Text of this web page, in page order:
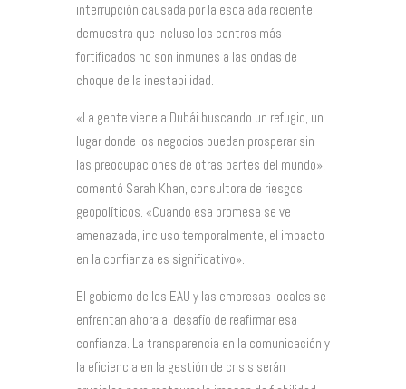
interrupción causada por la escalada reciente
demuestra que incluso los centros más
fortificados no son inmunes a las ondas de
choque de la inestabilidad.
«La gente viene a Dubái buscando un refugio, un
lugar donde los negocios puedan prosperar sin
las preocupaciones de otras partes del mundo»,
comentó Sarah Khan, consultora de riesgos
geopolíticos. «Cuando esa promesa se ve
amenazada, incluso temporalmente, el impacto
en la confianza es significativo».
El gobierno de los EAU y las empresas locales se
enfrentan ahora al desafío de reafirmar esa
confianza. La transparencia en la comunicación y
la eficiencia en la gestión de crisis serán